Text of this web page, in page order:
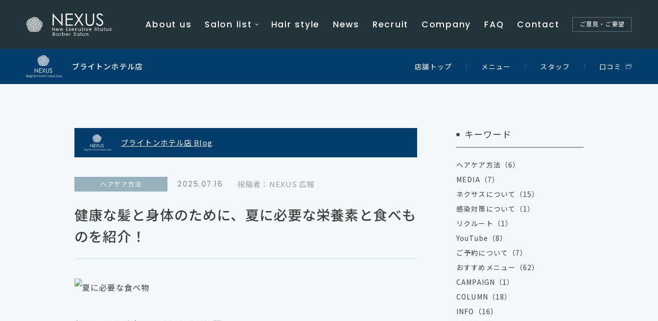
About us Salon list Hair style News Recruit Company FAQ Contact ご意見・ご要望
ブライトンホテル店 Blog
健康な髪と身体のために、夏に必要な栄養素と食べも
のを紹介！
ヘアケア方法 2025.07.16 投稿者：NEXUS 広報
キーワード
ヘアケア方法（6）
MEDIA（7）
ネクサスについて（15）
感染対策について（1）
リクルート（1）
YouTube（8）
ご予約について（7）
おすすめメニュー（62）
CAMPAIGN（1）
COLUMN（18）
INFO（16）
ブライトンホテル店 店舗トップ メニュー スタッフ 口コミ